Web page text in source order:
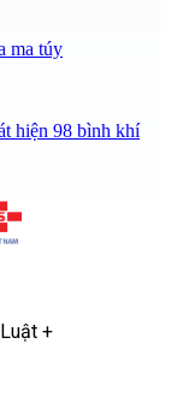
ma túy
hiện 98 bình khí
+